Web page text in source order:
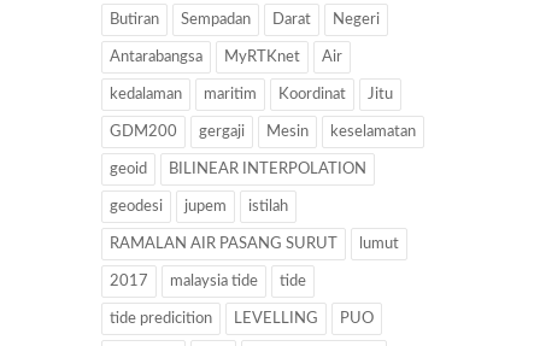
Butiran Sempadan Darat Negeri
Antarabangsa MyRTKnet Air
kedalaman maritim Koordinat Jitu
GDM200 gergaji Mesin keselamatan
geoid BILINEAR INTERPOLATION
geodesi jupem istilah
RAMALAN AIR PASANG SURUT lumut
2017 malaysia tide tide
tide predicition LEVELLING PUO